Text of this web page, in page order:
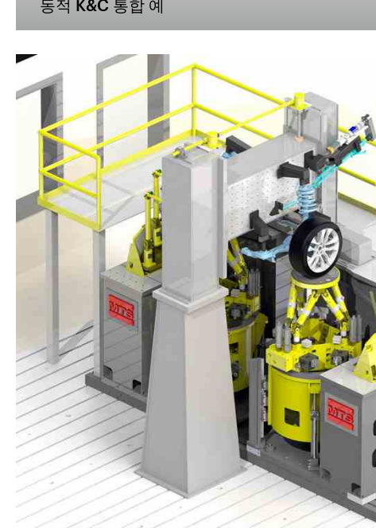
동적 K&C 통합 예